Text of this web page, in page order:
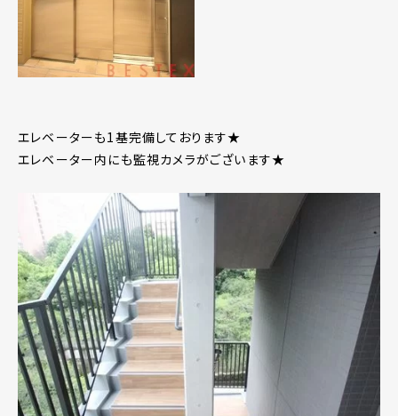
エレベーターも1基完備しております★
エレベーター内にも監視カメラがございます★